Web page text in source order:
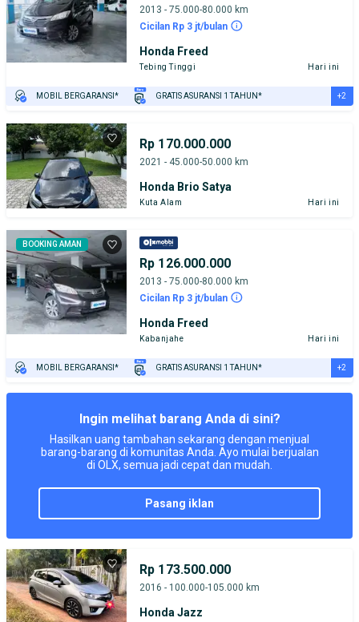
2013 - 75.000-80.000 km
Cicilan Rp 3 jt/bulan
Honda Freed
Tebing Tinggi Hari ini
MOBIL BERGARANSI* GRATIS ASURANSI 1 TAHUN* +2
Rp 170.000.000
2021 - 45.000-50.000 km
Honda Brio Satya
Kuta Alam Hari ini
BOOKING AMAN
Rp 126.000.000
2013 - 75.000-80.000 km
Cicilan Rp 3 jt/bulan
Honda Freed
Kabanjahe Hari ini
MOBIL BERGARANSI* GRATIS ASURANSI 1 TAHUN* +2
Ingin melihat barang Anda di sini?
Hasilkan uang tambahan sekarang dengan menjual
barang-barang di komunitas Anda. Ayo mulai berjualan
di OLX, semua jadi cepat dan mudah.
pasang iklan
Rp 173.500.000
2016 - 100.000-105.000 km
Honda Jazz